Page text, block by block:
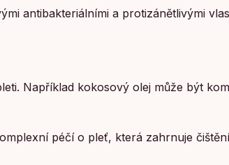
antibakteriálními a protizánětlivými
Například kokosový olej může být
péčí o pleť, která zahrnuje